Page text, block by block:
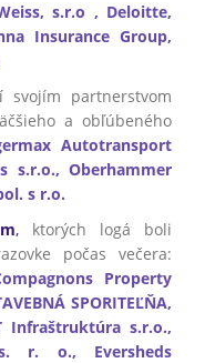
s.r.o , Deloitte,
Insurance Group,
svojím partnerstvom
a obľúbeného
Autotransport
s.r.o., Oberhammer
s r.o.
, ktorých logá boli
počas večera:
Property
SPORITEĽŇA,
Infraštruktúra s.r.o.,
r. o., Eversheds